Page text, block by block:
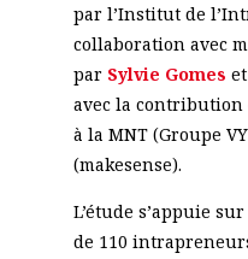
par l’Institut de
collaboration avec
par Sylvie Gomes et
avec la contribution
à la MNT (Groupe
(makesense).
L’étude s’appuie
de 110